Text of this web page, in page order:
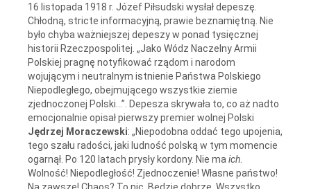
16 listopada 1918 r. Józef Piłsudski wysłał depeszę.
Chłodną, stricte informacyjną, prawie beznamiętną. Nie
było chyba ważniejszej depeszy w ponad tysięcznej
historii Rzeczpospolitej. „Jako Wódz Naczelny Armii
Polskiej pragnę notyfikować rządom i narodom
wojującym i neutralnym istnienie Państwa Polskiego
Niepodległego, obejmującego wszystkie ziemie
zjednoczonej Polski…”. Depesza skrywała to, co aż nadto
emocjonalnie opisał pierwszy premier wolnej Polski
Jędrzej Moraczewski: „Niepodobna oddać tego upojenia,
tego szału radości, jaki ludność polską w tym momencie
ogarnął. Po 120 latach prysły kordony. Nie ma ich
Wolność! Niepodległość! Zjednoczenie! Własne państwo!
Na zawsze! Chaos? To nic. Będzie dobrze. Wszystko